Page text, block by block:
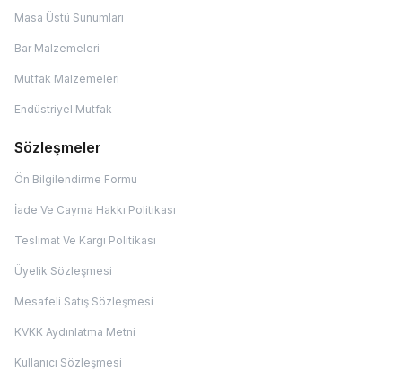
Masa Üstü Sunumları
Bar Malzemeleri
Mutfak Malzemeleri
Endüstriyel Mutfak
Sözleşmeler
Ön Bilgilendirme Formu
İade Ve Cayma Hakkı Politikası
Teslimat Ve Kargı Politikası
Üyelik Sözleşmesi
Mesafeli Satış Sözleşmesi
KVKK Aydınlatma Metni
Kullanıcı Sözleşmesi